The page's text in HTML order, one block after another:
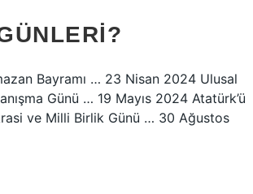
Bayramı … 23 Nisan 2024 Ulusal
Günü … 19 Mayıs 2024 Atatürk’ü
ve Milli Birlik Günü … 30 Ağustos